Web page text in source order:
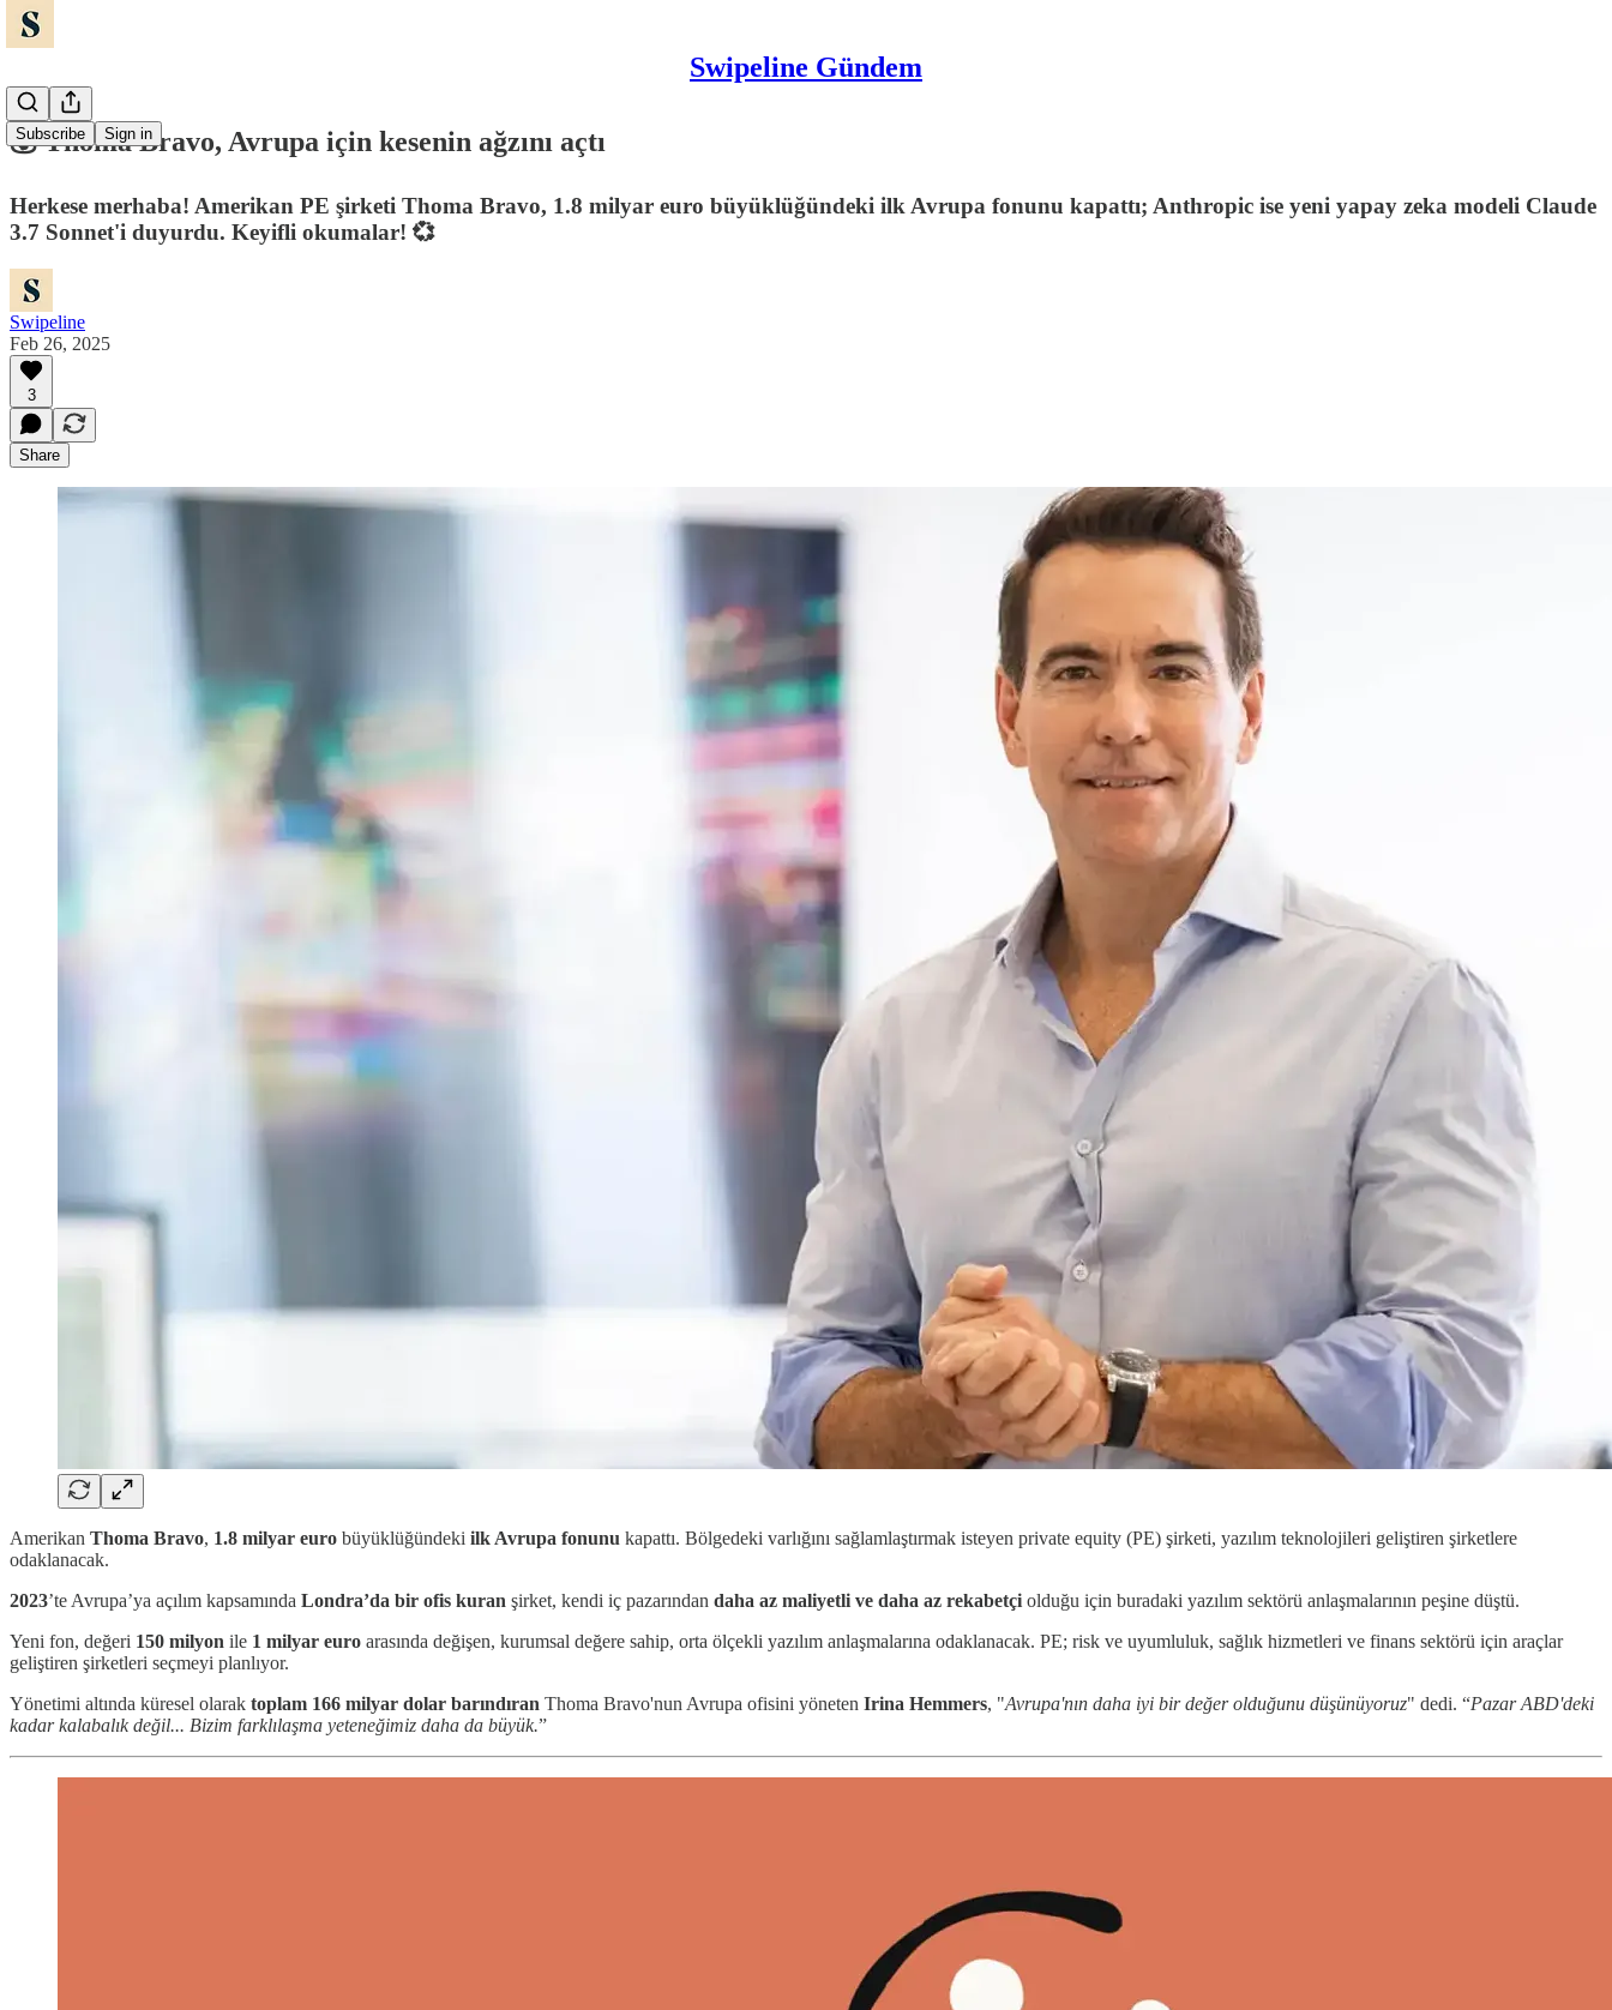
Swipeline Gündem
Subscribe Sign in
💰 Thoma Bravo, Avrupa için kesenin ağzını açtı
Herkese merhaba! Amerikan PE şirketi Thoma Bravo, 1.8 milyar euro büyüklüğündeki ilk Avrupa fonunu kapattı; Anthropic ise yeni yapay zeka modeli Claude
3.7 Sonnet'i duyurdu. Keyifli okumalar! 💞
Swipeline
Feb 26, 2025
3
Share
Amerikan Thoma Bravo, 1.8 milyar euro büyüklüğündeki ilk Avrupa fonunu kapattı. Bölgedeki varlığını sağlamlaştırmak isteyen private equity (PE) şirketi, yazılım teknolojileri geliştiren şirketlere
odaklanacak.
2023’te Avrupa’ya açılım kapsamında Londra’da bir ofis kuran şirket, kendi iç pazarından daha az maliyetli ve daha az rekabetçi olduğu için buradaki yazılım sektörü anlaşmalarının peşine düştü.
Yeni fon, değeri 150 milyon ile 1 milyar euro arasında değişen, kurumsal değere sahip, orta ölçekli yazılım anlaşmalarına odaklanacak. PE; risk ve uyumluluk, sağlık hizmetleri ve finans sektörü için araçlar
geliştiren şirketleri seçmeyi planlıyor.
Yönetimi altında küresel olarak toplam 166 milyar dolar barındıran Thoma Bravo'nun Avrupa ofisini yöneten Irina Hemmers, "Avrupa'nın daha iyi bir değer olduğunu düşünüyoruz" dedi. “Pazar ABD'deki
kadar kalabalık değil... Bizim farklılaşma yeteneğimiz daha da büyük.”